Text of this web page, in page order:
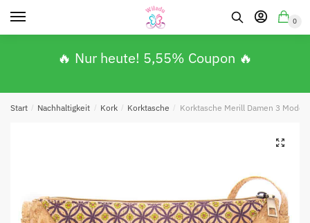
0
🔥 Nur heute! 5,55% Coupon 🔥
Start / Nachhaltigkeit / Kork / Korktasche / Korktasche Merill Damen 3
🔍